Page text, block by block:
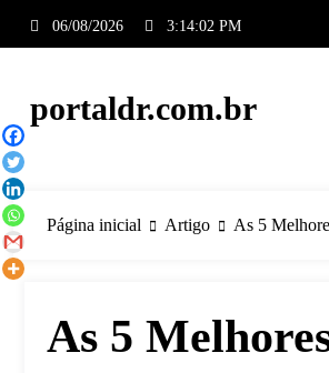
06/08/2026 3:14:03 PM
portaldr.com.br
Página inicial Artigo As 5
As 5